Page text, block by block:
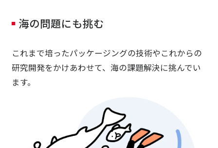
海の問題にも挑む
これまで培ったパッケージングの技術やこれからの
研究開発をかけあわせて、海の課題解決に挑んでい
ます。